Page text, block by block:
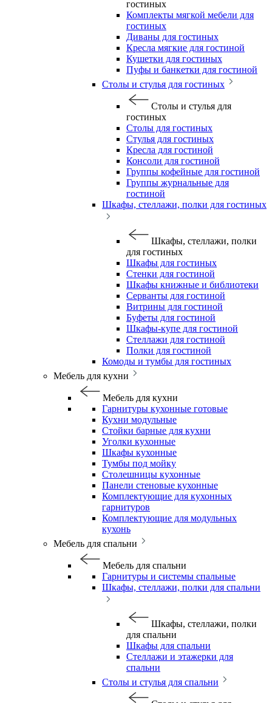
гостиных
Комплекты мягкой мебели для
гостиных
Диваны для гостиных
Кресла мягкие для гостиной
Кушетки для гостиных
Пуфы и банкетки для гостиной
Столы и стулья для гостиных
Столы и стулья для
гостиных
Столы для гостиных
Стулья для гостиных
Кресла для гостиной
Консоли для гостиной
Группы кофейные для гостиной
Группы журнальные для
гостиной
Шкафы, стеллажи, полки для гостиных
Шкафы, стеллажи, полки
для гостиных
Шкафы для гостиных
Стенки для гостиной
Шкафы книжные и библиотеки
Серванты для гостиной
Витрины для гостиной
Буфеты для гостиной
Шкафы-купе для гостиной
Стеллажи для гостиной
Полки для гостиной
Комоды и тумбы для гостиных
Мебель для кухни
Мебель для кухни
Гарнитуры кухонные готовые
Кухни модульные
Стойки барные для кухни
Уголки кухонные
Шкафы кухонные
Тумбы под мойку
Столешницы кухонные
Панели стеновые кухонные
Комплектующие для кухонных
гарнитуров
Комплектующие для модульных
кухонь
Мебель для спальни
Мебель для спальни
Гарнитуры и системы спальные
Шкафы, стеллажи, полки для спальни
Шкафы, стеллажи, полки
для спальни
Шкафы для спальни
Стеллажи и этажерки для
спальни
Столы и стулья для спальни